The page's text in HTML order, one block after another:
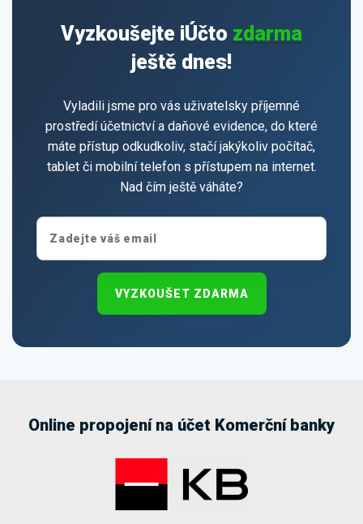
Vyzkoušejte iÚčto zdarma
ještě dnes!
Vyladili jsme pro vás uživatelsky příjemné
prostředí účetnictví a daňové evidence, do které
máte přístup odkudkoliv, stačí jakýkoliv počítač,
tablet či mobilní telefon s přístupem na internet.
Nad čím ještě váháte?
VYZKOUŠET ZDARMA
Online propojení na účet Komerční banky